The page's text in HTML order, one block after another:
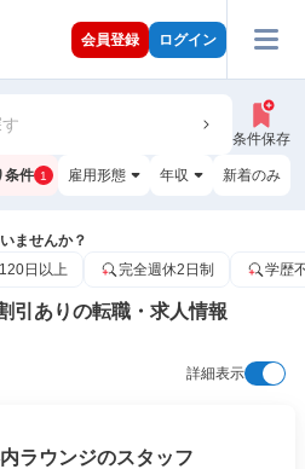
会員登録 ログイン
条件保存
条件 1 雇用形態 年収 新着のみ
ませんか？
日以上 完全週休2日制 学歴
引ありの転職・求人情報
詳細表示
ラウンジのスタッフ